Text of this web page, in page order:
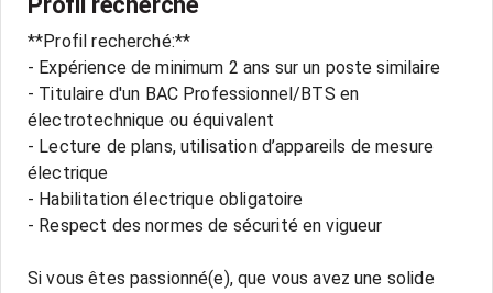
**Profil recherché:**
- Expérience de minimum 2 ans sur un poste similaire
- Titulaire d'un BAC Professionnel/BTS en
électrotechnique ou équivalent
- Lecture de plans, utilisation d’appareils de mesure
électrique
- Habilitation électrique obligatoire
- Respect des normes de sécurité en vigueur
Si vous êtes passionné(e), que vous avez une solide